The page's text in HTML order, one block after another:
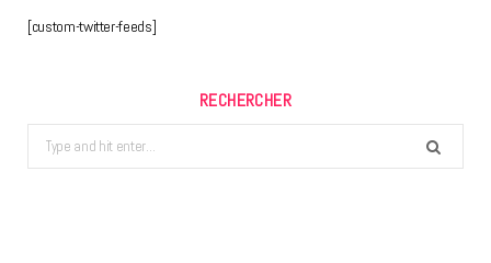
[custom-twitter-feeds]
RECHERCHER
Search
for: